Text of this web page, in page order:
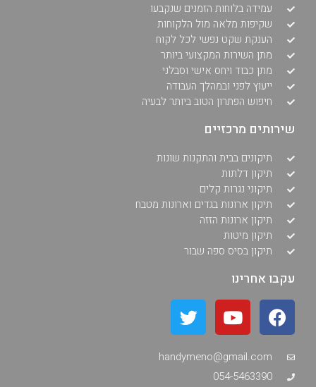
עמידה בלוחות הזמנים שנקבעו
שקיפות מלאה מול הלקוחות
הענקת שקט נפשי לכל לקוח
מתן השירות המקצועי ביותר
מתן כבוד ויחס אישי וסבלני
ייעוץ לפני ובמהלך העבודה
חיפוש הפתרון הטוב ביותר לבעיה
שירותים מרכזיים
תיקונים בבית והתקנות שונות
תיקון דלתות
תיקוני נגרות קלים
תיקון ארונות בגדים וארונות מטבח
תיקון ארונות הזזה
תיקון מיטות
תיקון בסיס ספה שבור
עקבו אחרינו
handymeno@gmail.com
054-5463390